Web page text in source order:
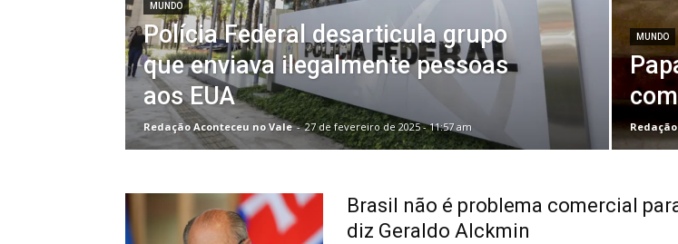
MUNDO
Polícia Federal desarticula grupo
que enviava ilegalmente pessoas
aos EUA
Redação Aconteceu no Vale - 27 de fevereiro de 2025 - 11:57 am
MUNDO
Brasil não é problema comercial
diz Geraldo Alckmin